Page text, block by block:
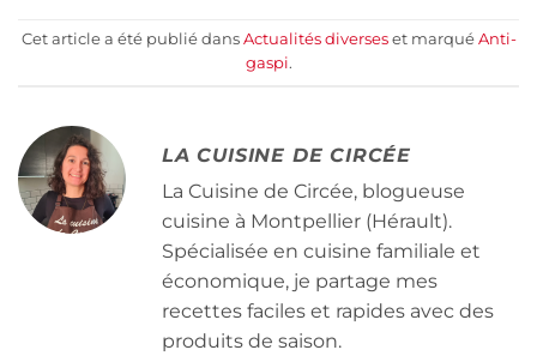
Cet article a été publié dans Actualités diverseset marqué Anti-
gaspi.
LA CUISINE DE CIRCÉE
La Cuisine de Circée, blogueuse
cuisine à Montpellier (Hérault).
Spécialisée en cuisine familiale et
économique, je partage mes
recettes faciles et rapides avec des
produits de saison.